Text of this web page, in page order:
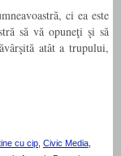
ci ea este
să vă opuneţi şi să
atât a trupului,
cu cip Civic Media